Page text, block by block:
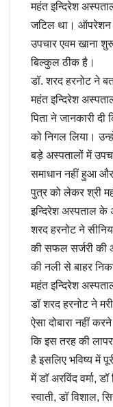
महंत इन्दिरेश
जटिल था। ऑपरेशन
उपचार एवम खाना
बिल्कुल ठीक है।
डॉ. शरद हरनोट ने
महंत इन्दिरेश
पिता ने जानकारी दी
को निगल लिया।
बड़े अस्पतालों में
समाधान नहीं हुआ
पुत्र को लेकर श्री
इन्दिरेश अस्पताल के
शरद हरनोट ने
की सफल सर्जरी की
की नली से बाहर
महंत इन्दिरेश
डॉ शरद हरनोट ने
ऐसा दोबारा नहीं
कि इस तरह की
है इसलिए भविष्य में
में डाॅ अरविंद वर्मा,
स्वाती, डॉ विशाल,